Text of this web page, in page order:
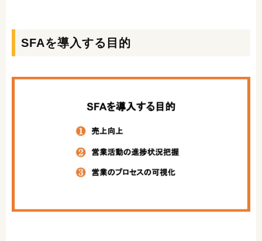
SFAを導入する目的